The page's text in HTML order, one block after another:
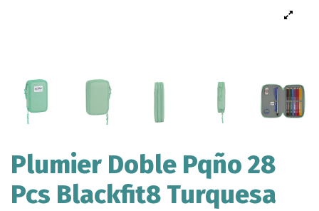
Plumier Doble Pqño 28
Pcs Blackfit8 Turquesa